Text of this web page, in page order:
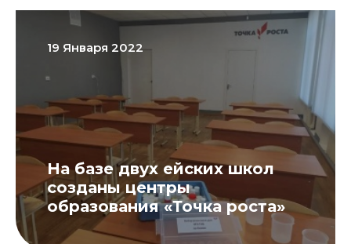
19 Января 2022
На базе двух ейских школ
созданы центры
образования «Точка роста»